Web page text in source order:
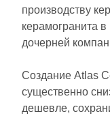
Производитель
производству
керамогранита
дочерней
Создание Atlas
существенно
дешевле,